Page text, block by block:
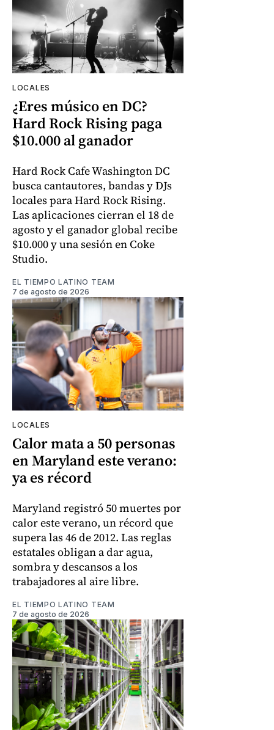
LOCALES
¿Eres músico en DC?
Hard Rock Rising paga
$10.000 al ganador
Hard Rock Cafe Washington DC
busca cantautores, bandas y DJs
locales para Hard Rock Rising.
Las aplicaciones cierran el 18 de
agosto y el ganador global recibe
$10.000 y una sesión en Coke
Studio.
EL TIEMPO LATINO TEAM
7 de agosto de 2026
LOCALES
Calor mata a 50 personas
en Maryland este verano:
ya es récord
Maryland registró 50 muertes por
calor este verano, un récord que
supera las 46 de 2012. Las reglas
estatales obligan a dar agua,
sombra y descansos a los
trabajadores al aire libre.
EL TIEMPO LATINO TEAM
7 de agosto de 2026